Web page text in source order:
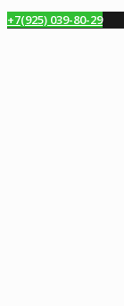
+7(925) 039-80-29